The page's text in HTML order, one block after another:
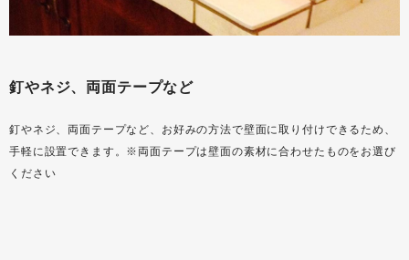
釘やネジ、両面テープなど
釘やネジ、両面テープなど、お好みの方法で壁面に取り付けできるため、
手軽に設置できます。※両面テープは壁面の素材に合わせたものをお選び
ください